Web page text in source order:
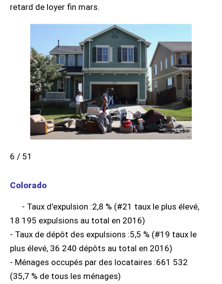
retard de loyer fin mars.
6 / 51
Colorado
- Taux d'expulsion :2,8 % (#21 taux le plus élevé,
18 195 expulsions au total en 2016)
- Taux de dépôt des expulsions :5,5 % (#19 taux le
plus élevé, 36 240 dépôts au total en 2016)
- Ménages occupés par des locataires :661 532
(35,7 % de tous les ménages)